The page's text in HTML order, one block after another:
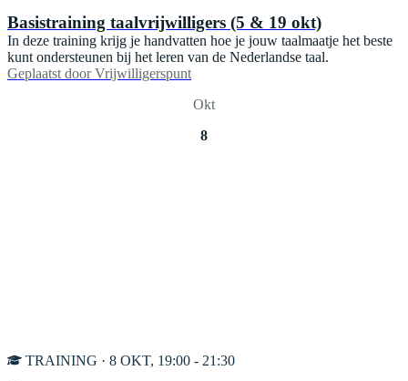
Basistraining taalvrijwilligers (5 & 19 okt)
In deze training krijg je handvatten hoe je jouw taalmaatje het beste
kunt ondersteunen bij het leren van de Nederlandse taal.
Geplaatst door Vrijwilligerspunt
Okt
8
TRAINING · 8 OKT, 19:00 - 21:30